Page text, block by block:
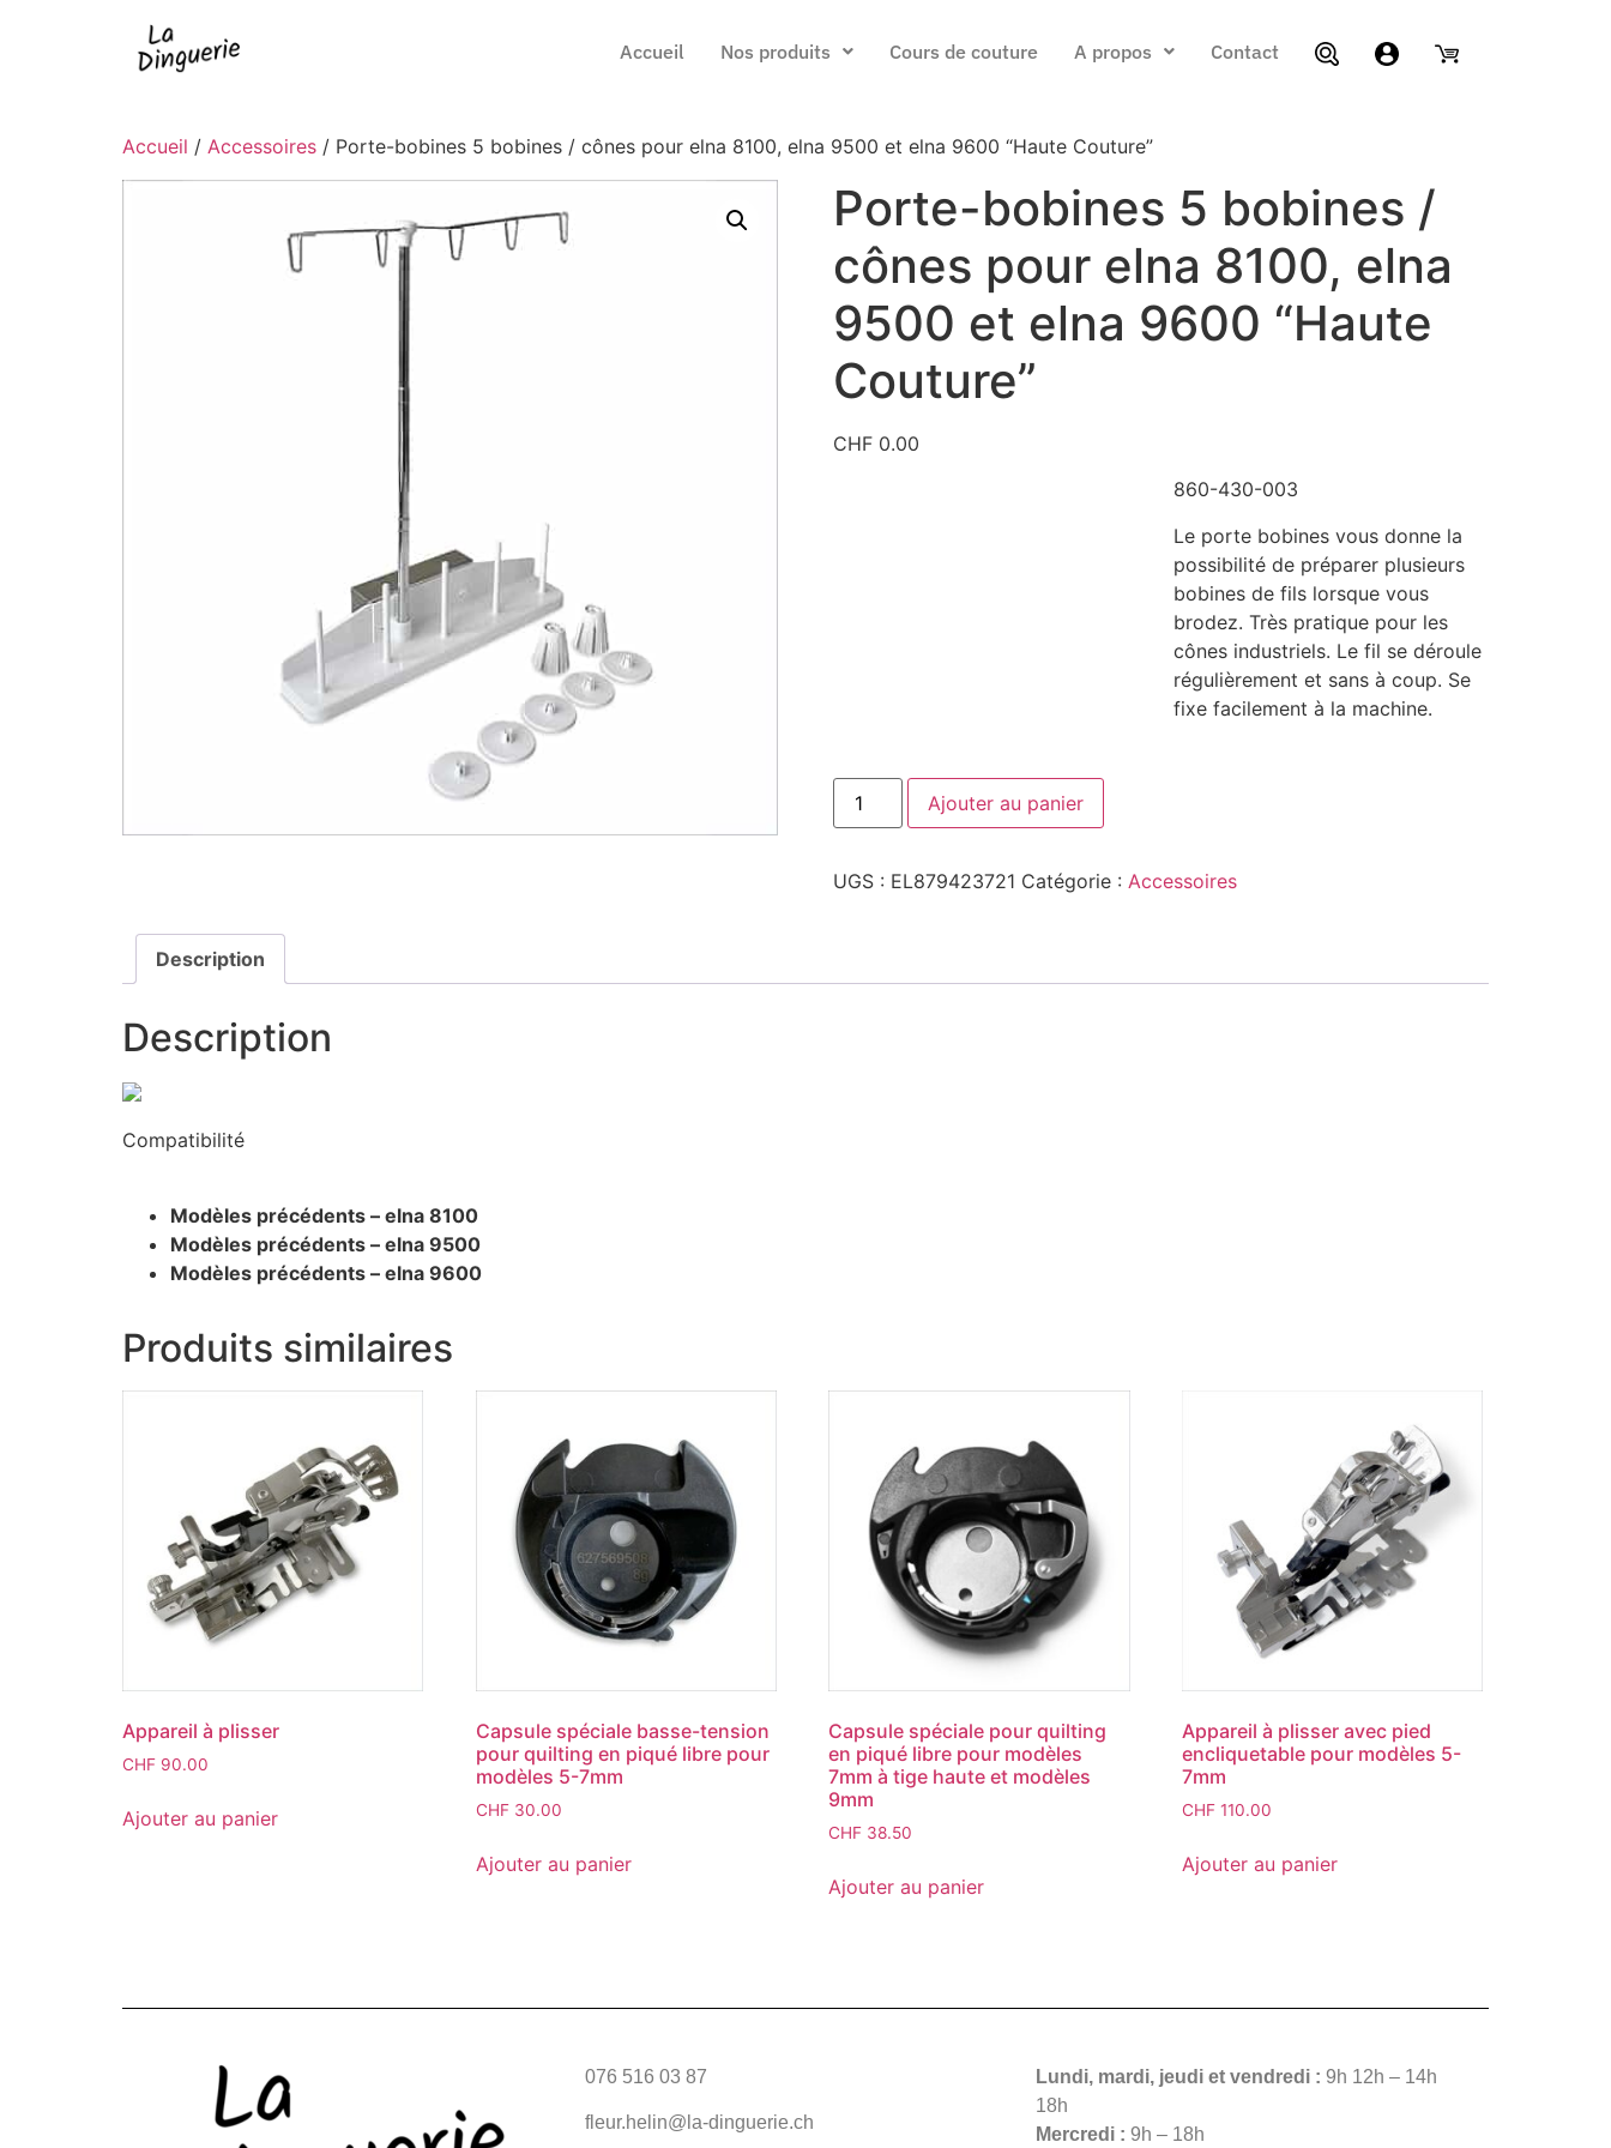
Accueil Nos produits Cours de couture A propos Contact
Accueil / Accessoires / Porte-bobines 5 bobines / cônes pour elna 8100, elna 9500 et elna 9600 “Haute Couture”
Porte-bobines 5 bobines /
cônes pour elna 8100, elna
9500 et elna 9600 “Haute
Couture”
CHF0.00
860-430-003
Le porte bobines vous donne la
possibilité de préparer plusieurs
bobines de fils lorsque vous
brodez. Très pratique pour les
cônes industriels. Le fil se déroule
régulièrement et sans à coup. Se
fixe facilement à la machine.
Ajouter au panier
UGS : EL879423721 Catégorie : Accessoires
Description
Description
Compatibilité
Modèles précédents – elna 8100
Modèles précédents – elna 9500
Modèles précédents – elna 9600
Produits similaires
Appareil à plisser
CHF 90.00
Ajouter au panier
Capsule spéciale basse-tension
pour quilting en piqué libre pour
modèles 5-7mm
CHF30.00
Ajouter au panier
Capsule spéciale pour quilting
en piqué libre pour modèles
7mm à tige haute et modèles
9mm
CHF 38.50
Ajouter au panier
Appareil à plisser avec pied
encliquetable pour modèles 5-
7mm
CHF 110.00
Ajouter au panier
076 516 03 87
fleur.helin@la-dinguerie.ch
Lundi, mardi, jeudi et vendredi : 9h 12h – 14h
18h
Mercredi : 9h – 18h